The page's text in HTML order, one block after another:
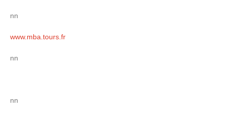
nn
www.mba.tours.fr
nn
nn